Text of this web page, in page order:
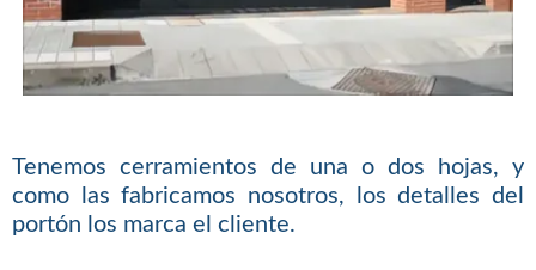
Tenemos cerramientos de una o dos hojas, y
como las fabricamos nosotros, los detalles del
portón los marca el cliente.